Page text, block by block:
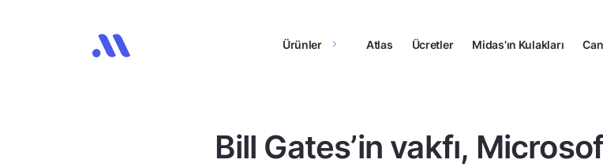
Ürünler Atlas Ücretler Midas’ın Kulakları
Bill Gates’in vakfı,